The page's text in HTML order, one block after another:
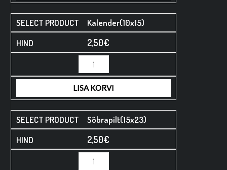
Kalender(10x15)
2,50€
LISA KORVI
Sõbrapilt(15x23)
2,50€